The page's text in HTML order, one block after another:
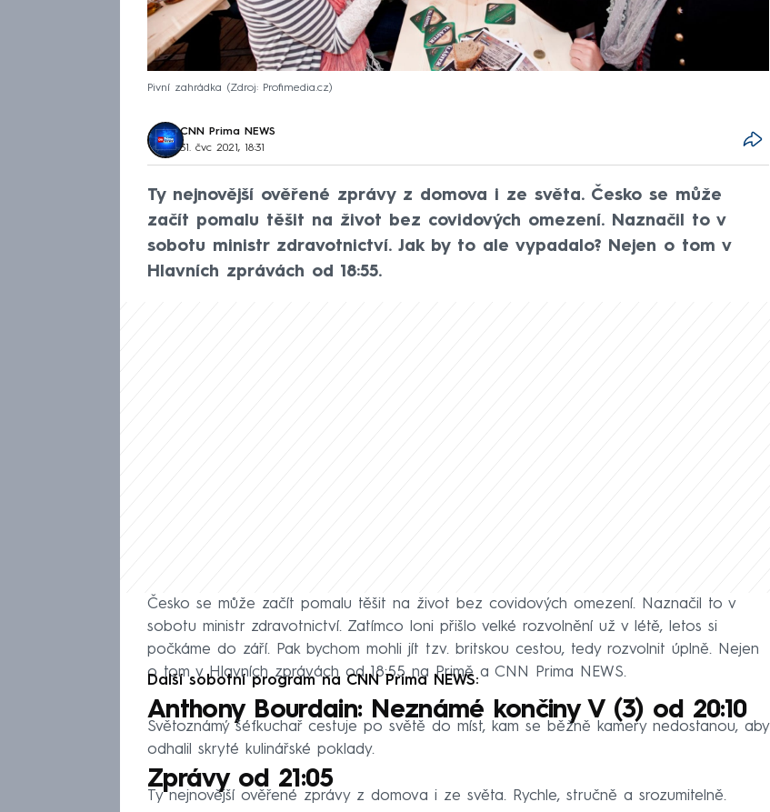
Pivní zahrádka Zdroj: Profimedia.cz
CNN Prima NEWS
31. čvc 2021, 18:31
Ty nejnovější ověřené zprávy z domova i ze světa. Česko se může
začít pomalu těšit na život bez covidových omezení. Naznačil to v
sobotu ministr zdravotnictví. Jak by to ale vypadalo? Nejen o tom v
Hlavních zprávách od 18:55.
Česko se může začít pomalu těšit na život bez covidových omezení. Naznačil to v
sobotu ministr zdravotnictví. Zatímco loni přišlo velké rozvolnění už v létě, letos si
počkáme do září. Pak bychom mohli jít tzv. britskou cestou, tedy rozvolnit úplně. Nejen
o tom v Hlavních zprávách od 18:55 na Primě a CNN Prima NEWS.
Další sobotní program na CNN Prima NEWS:
Anthony Bourdain: Neznámé končiny V (3) od 20:10
Světoznámý šéfkuchař cestuje po světě do míst, kam se běžně kamery nedostanou, aby
odhalil skryté kulinářské poklady.
Zprávy od 21:05
Ty nejnovější ověřené zprávy z domova i ze světa. Rychle, stručně a srozumitelně.